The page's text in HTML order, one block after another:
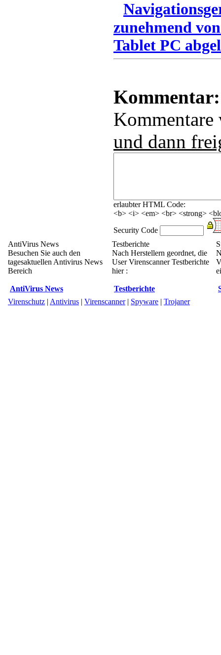
zunehmend
Tablet PC
Kommentar:
und dann
erlaubter HTML Code:
<b> <i> <em> <br> <strong>
Security Code
AntiVirus News
Besuchen Sie auch den
tagesaktuellen Antivirus News
Bereich
AntiVirus News
Testberichte
Nach Herstellern geordnet, die
User Virenscanner Testberichte
hier :
Testberichte
Virenschutz | Antivirus | Virenscanner| Spyware | Trojaner